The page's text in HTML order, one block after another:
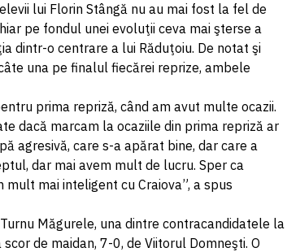
1 XDR= 5.9383 RON
1 ZAR
= 0.2318 RON
lui Florin Stângă nu au mai fost la fel de
pe fondul unei evoluţii ceva mai şterse a
dintr-o centrare a lui Răduţoiu. De notat şi
una pe finalul fiecărei reprize, ambele
prima repriză, când am avut multe ocazii.
dacă marcam la ocaziile din prima repriză ar
agresivă, care s-a apărat bine, dar care a
dar mai avem mult de lucru. Sper ca
mai inteligent cu Craiova”, a spus
Măgurele, una dintre contracandidatele la
de maidan, 7-0, de Viitorul Domneşti. O